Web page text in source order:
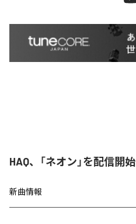
HAQ、「ネオン」を配信開始
新曲情報